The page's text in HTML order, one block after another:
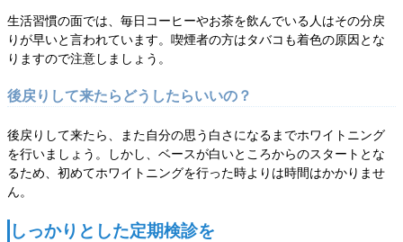
生活習慣の面では、毎日コーヒーやお茶を飲んでいる人はその分戻
りが早いと言われています。喫煙者の方はタバコも着色の原因とな
りますので注意しましょう。
後戻りして来たらどうしたらいいの？
後戻りして来たら、また自分の思う白さになるまでホワイトニング
を行いましょう。しかし、ベースが白いところからのスタートとな
るため、初めてホワイトニングを行った時よりは時間はかかりませ
ん。
しっかりとした定期検診を